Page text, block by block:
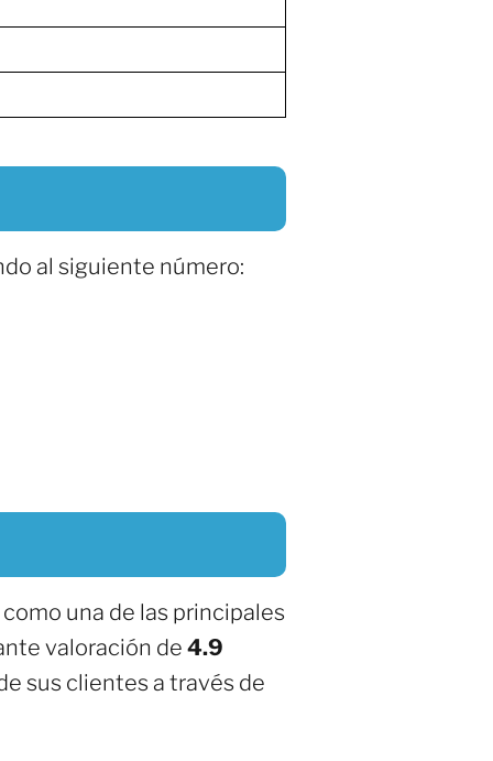
al siguiente número:
una de las principales
valoración de 4.9
sus clientes a través de